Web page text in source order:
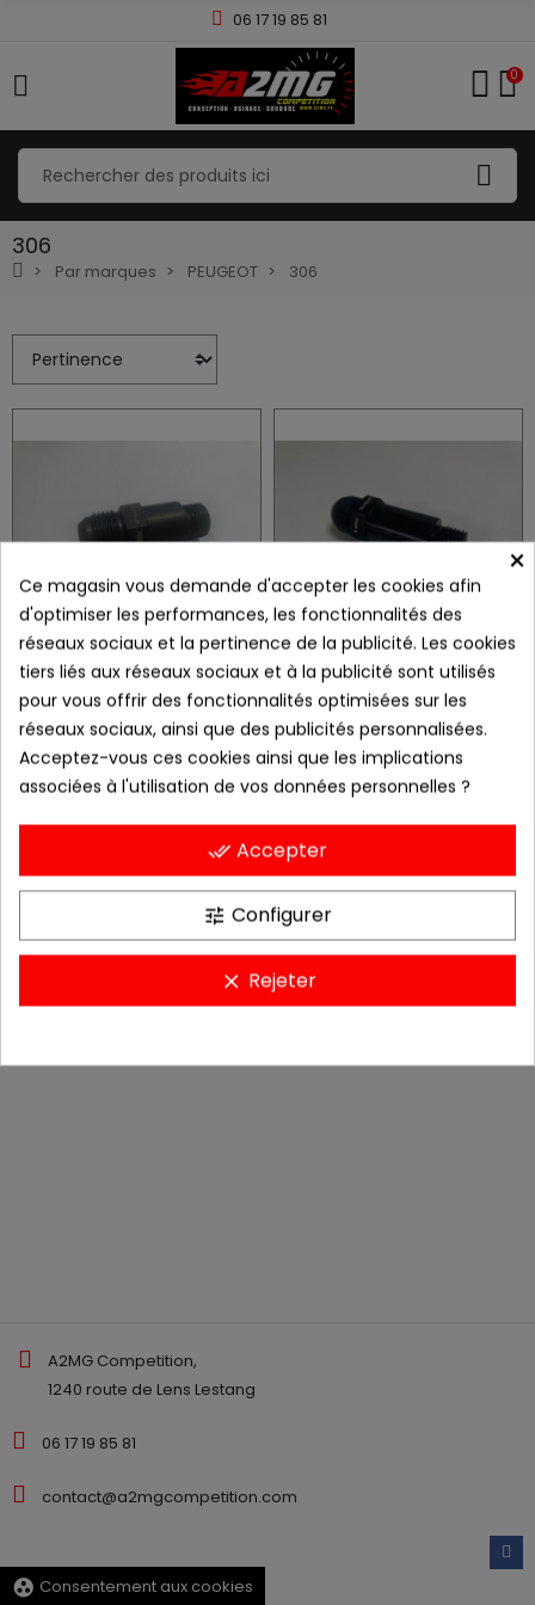
06 17 19 85 81
0
306
Par marques PEUGEOT 306
raccord dégazage couvre culasse JIC 3/4x16 (Dash8) M14x150 pour XU10J4
42,00 € 42,00 €
Précédent
1 2
CATÉGORIES
INFORMATION
A2MG Competition,
1240 route de Lens Lestang
06 17 19 85 81
contact@a2mgcompetition.com
×
Ce magasin vous demande d'accepter les cookies afin
d'optimiser les performances, les fonctionnalités des
réseaux sociaux et la pertinence de la publicité. Les cookies
tiers liés aux réseaux sociaux et à la publicité sont utilisés
pour vous offrir des fonctionnalités optimisées sur les
réseaux sociaux, ainsi que des publicités personnalisées.
Acceptez-vous ces cookies ainsi que les implications
associées à l'utilisation de vos données personnelles ?
done_all Accepter
tune Configurer
clear Rejeter
group_work Consentement aux cookies